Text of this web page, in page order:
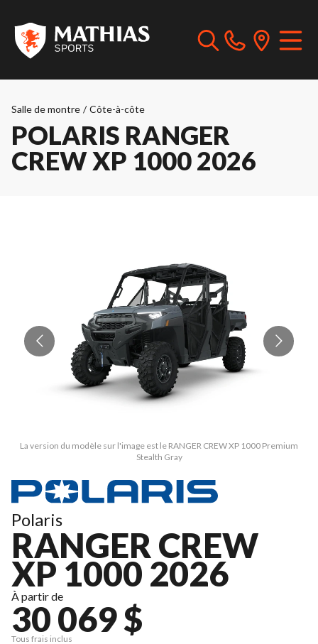
Salle de montre / Côte-à-côte
POLARIS RANGER
CREW XP 1000 2026
La version du modèle sur l'image est le RANGER CREW XP 1000 Premium
Stealth Gray
Polaris
RANGER CREW
XP 1000 2026
À partir de
30 069 $
Tous frais inclus